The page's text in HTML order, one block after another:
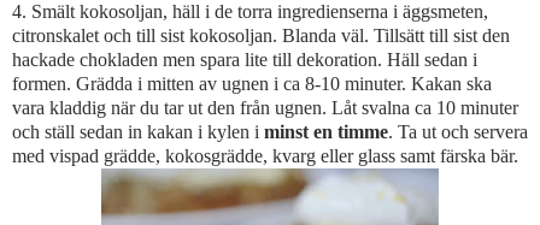
4. Smält kokosoljan, häll i de torra ingredienserna i äggsmeten,
citronskalet och till sist kokosoljan. Blanda väl. Tillsätt till sist den
hackade chokladen men spara lite till dekoration. Häll sedan i
formen. Grädda i mitten av ugnen i ca 8-10 minuter. Kakan ska
vara kladdig när du tar ut den från ugnen. Låt svalna ca 10 minuter
och ställ sedan in kakan i kylen i minst en timme. Ta ut och servera
med vispad grädde, kokosgrädde, kvarg eller glass samt färska bär.